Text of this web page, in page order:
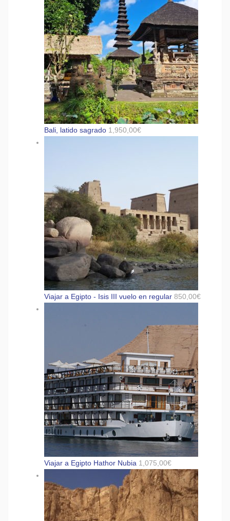
Bali, latido sagrado 1,950,00€
Viajar a Egipto - Isis III vuelo en regular 850,00€
Viajar a Egipto Hathor Nubia 1,075,00€